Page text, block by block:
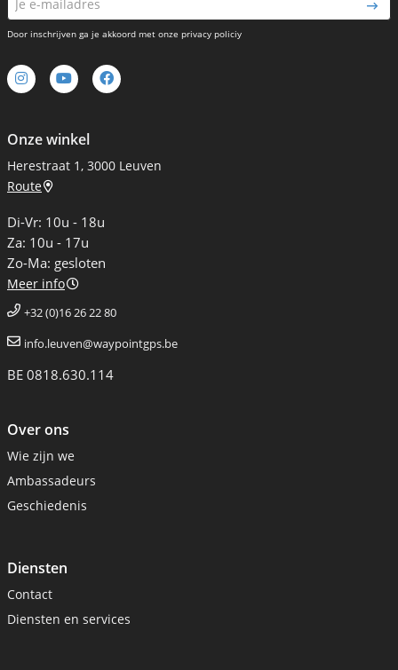
Onze winkel
Herestraat 1, 3000 Leuven
Route
Di-Vr: 10u - 18u
Za: 10u - 17u
Zo-Ma: gesloten
Meer info
+32 (0)16 26 22 80
info.leuven@waypointgps.be
BE 0818.630.114
Over ons
Wie zijn we
Ambassadeurs
Geschiedenis
Diensten
Contact
Diensten en services
Door inschrijven ga je akkoord met onze privacy policiy